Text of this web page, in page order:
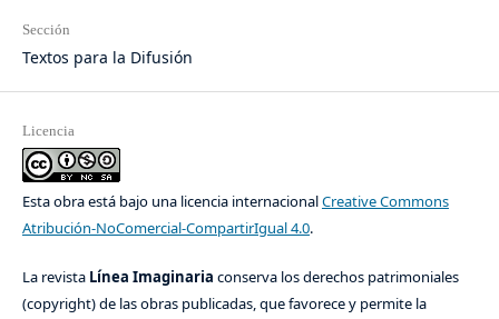
Sección
Textos para la Difusión
Licencia
Esta obra está bajo una licencia internacionalCreative Commons
Atribución-NoComercial-CompartirIgual 4.0.
La revista Línea Imaginaria conserva los derechos patrimoniales
(copyright) de las obras publicadas, que favorece y permite la